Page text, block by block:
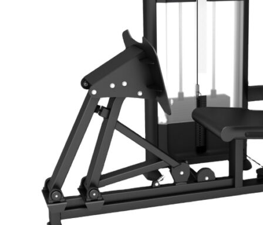
Xe Đạp Tập Thể Dục
Xe đạp ngồi có tựa lưng
Máy Trượt Tuyết
Máy Chèo Thuyền
Máy Leo Cầu Thang
Máy Rung Bụng
Máy tập phục hồi chức năng
Thiết Bị Phòng Gym chuyên dụng
Máy Khối Tập Với Cáp
Máy khối đa năng
Robot
Ghế Tập Đa Năng
Khung Tập Tạ Rời
Dàn Tập Thể Lực 360
Máy tập Home Gym
Dụng Cụ Tập Gym
Giàn Tạ Đa Năng
Ghế Tập Bụng
Ghế Tập Tạ